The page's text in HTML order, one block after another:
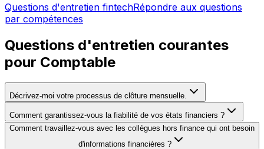
Questions d'entretien fintechRépondre aux questions
par compétences
Questions d'entretien courantes
pour Comptable
Décrivez-moi votre processus de clôture mensuelle.
Comment garantissez-vous la fiabilité de vos états financiers ?
Comment travaillez-vous avec les collègues hors finance qui ont besoin
d'informations financières ?